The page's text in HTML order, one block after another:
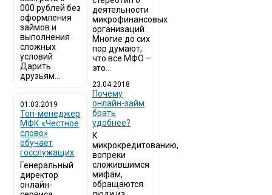
000 рублей без
оформления
займов и
выполнения
сложных
условий
Дарить
друзьям...
01.03.2019
Топ-менеджер
МФК «Честное
слово»
обучает
госслужащих
Генеральный
директор
онлайн-
деятельности
микрофинансовых
организаций.
Многие до сих
пор думают,
что все МФО –
это...
23.04.2018
Почему
онлайн-займ
брать
удобнее?
К
микрокредитованию,
вопреки
сложившимся
мифам,
обращаются